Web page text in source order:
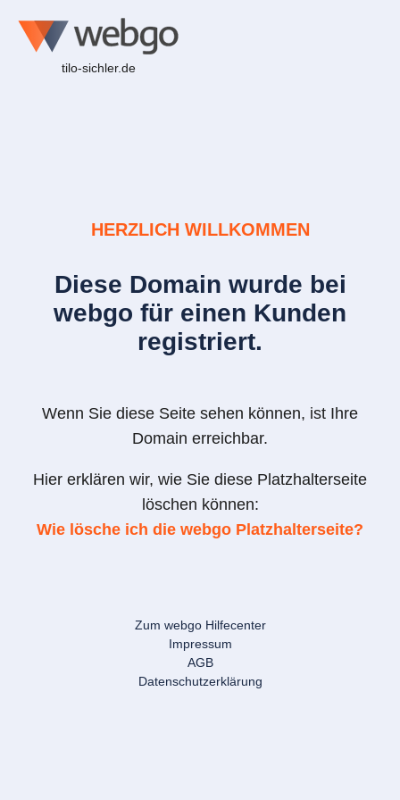
tilo-sichler.de
HERZLICH WILLKOMMEN
Diese Domain wurde bei
webgo für einen Kunden
registriert.
Wenn Sie diese Seite sehen können, ist Ihre
Domain erreichbar.
Hier erklären wir, wie Sie diese Platzhalterseite
löschen können:
Wie lösche ich die webgo Platzhalterseite?
Zum webgo Hilfecenter
Impressum
AGB
Datenschutzerklärung